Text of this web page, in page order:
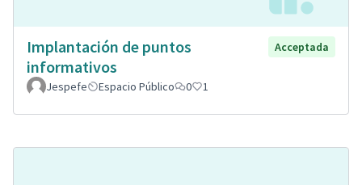
Implantación de puntos
informativos
Acceptada
Jespefe Espacio Público 0 1